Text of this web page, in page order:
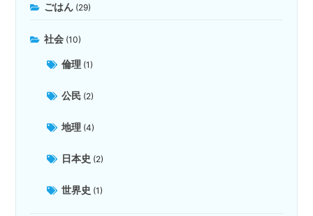
ごはん (29)
社会 (10)
倫理 (1)
公民 (2)
地理 (4)
日本史 (2)
世界史 (1)